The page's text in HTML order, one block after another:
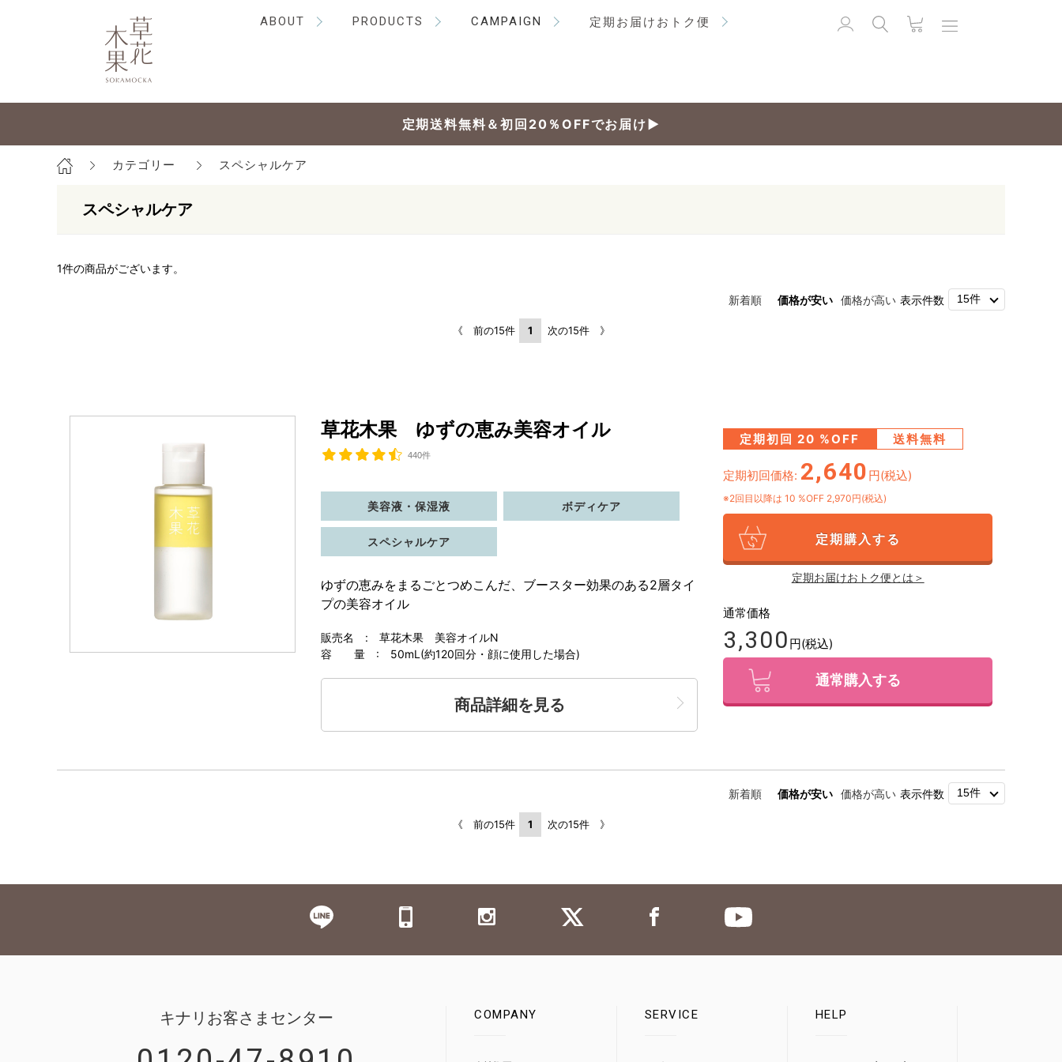
ABOUT PRODUCTS CAMPAIGN 定期お届けおトク便
定期送料無料＆初回20％OFFでお届け▶
カテゴリー スペシャルケア
スペシャルケア
1件の商品がございます。
新着順 価格が安い 価格が高い 表示件数
《 前の15件 1 次の15件 》
草花木果 ゆずの恵み美容オイル
440件
販売名 : 草花木果 美容オイルN
容 量 : 50mL(約120回分・顔に使用した場合)
美容液・保湿液 ボディケア
スペシャルケア
ゆずの恵みをまるごとつめこんだ、ブースター効果のある2層タイ
プの美容オイル
商品詳細を見る
定期初回 20 %OFF 送料無料
定期初回価格: 2,640 円(税込)
※2回目以降は 10 %OFF 2,970円(税込)
定期購入する
定期お届けおトク便とは＞
通常価格
3,300 円(税込)
通常購入する
新着順 価格が安い 価格が高い 表示件数
《 前の15件 1 次の15件 》
キナリお客さまセンター COMPANY SERVICE HELP